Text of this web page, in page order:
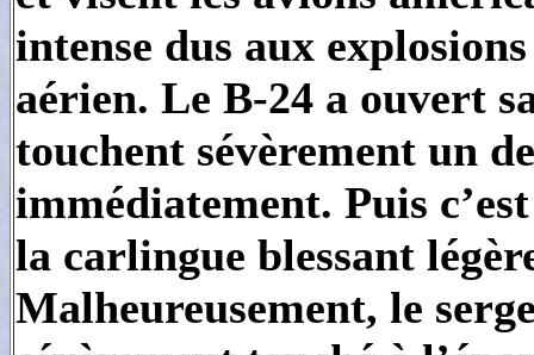
intense dus aux
aérien. Le B-24 a ouvert
touchent sévèrement un
immédiatement. Puis
la carlingue blessant
Malheureusement, le